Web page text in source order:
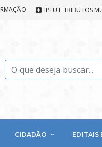
IPTU E TRIBUTOS
CIDADÃO EDITAIS